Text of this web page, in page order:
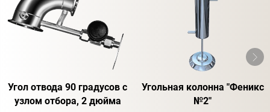
Угол отвода 90 градусов с
узлом отбора, 2 дюйма
Угольная колонна "Феникс
№2"